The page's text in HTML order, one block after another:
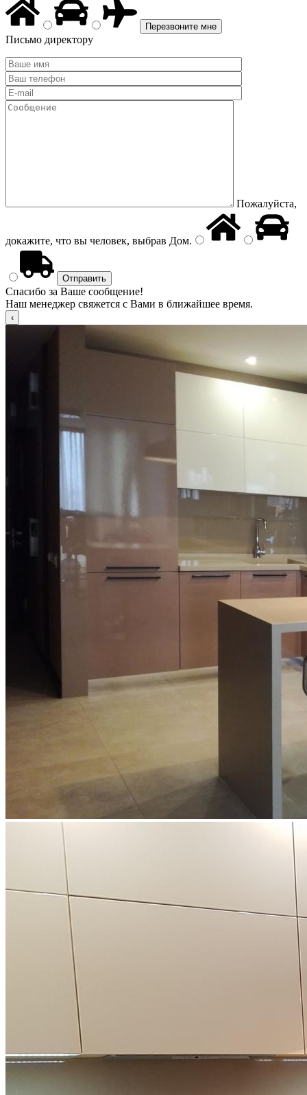
Письмо директору
Пожалуйста,
докажите, что вы человек, выбрав Дом.
Спасибо за Ваше сообщение!
Наш менеджер свяжется с Вами в ближайшее время.